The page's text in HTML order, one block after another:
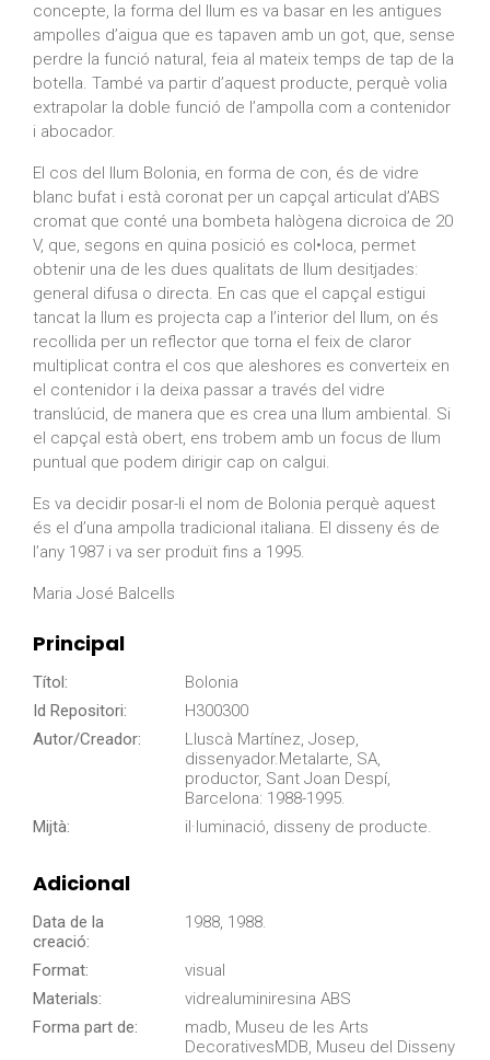
concepte, la forma del llum es va basar en les antigues
ampolles d’aigua que es tapaven amb un got, que, sense
perdre la funció natural, feia al mateix temps de tap de la
botella. També va partir d’aquest producte, perquè volia
extrapolar la doble funció de l’ampolla com a contenidor
i abocador.
El cos del llum Bolonia, en forma de con, és de vidre
blanc bufat i està coronat per un capçal articulat d’ABS
cromat que conté una bombeta halògena dicroica de 20
V, que, segons en quina posició es col•loca, permet
obtenir una de les dues qualitats de llum desitjades:
general difusa o directa. En cas que el capçal estigui
tancat la llum es projecta cap a l’interior del llum, on és
recollida per un reflector que torna el feix de claror
multiplicat contra el cos que aleshores es converteix en
el contenidor i la deixa passar a través del vidre
translúcid, de manera que es crea una llum ambiental. Si
el capçal està obert, ens trobem amb un focus de llum
puntual que podem dirigir cap on calgui.
Es va decidir posar-li el nom de Bolonia perquè aquest
és el d’una ampolla tradicional italiana. El disseny és de
l’any 1987 i va ser produït fins a 1995.
Maria José Balcells
Principal
Títol:
Bolonia
Id Repositori:
H300300
Autor/Creador:
Lluscà Martínez, Josep,
dissenyador.Metalarte, SA,
productor, Sant Joan Despí,
Barcelona: 1988-1995.
Mijtà:
il·luminació, disseny de producte.
Adicional
Data de la
creació:
1988, 1988.
Format:
visual
Materials:
vidrealuminiresina ABS
Forma part de:
madb, Museu de les Arts
DecorativesMDB, Museu del Disseny